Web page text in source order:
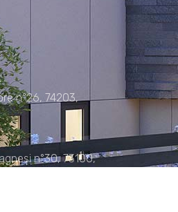
n°26, 74203,
n°30, 73100,